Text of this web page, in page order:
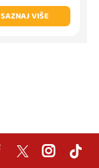
SAZNAJ VIŠE